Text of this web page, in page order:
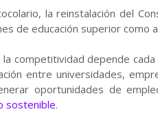
la reinstalación del
de educación superior como
competitividad depende
entre universidades,
oportunidades de
sostenible.